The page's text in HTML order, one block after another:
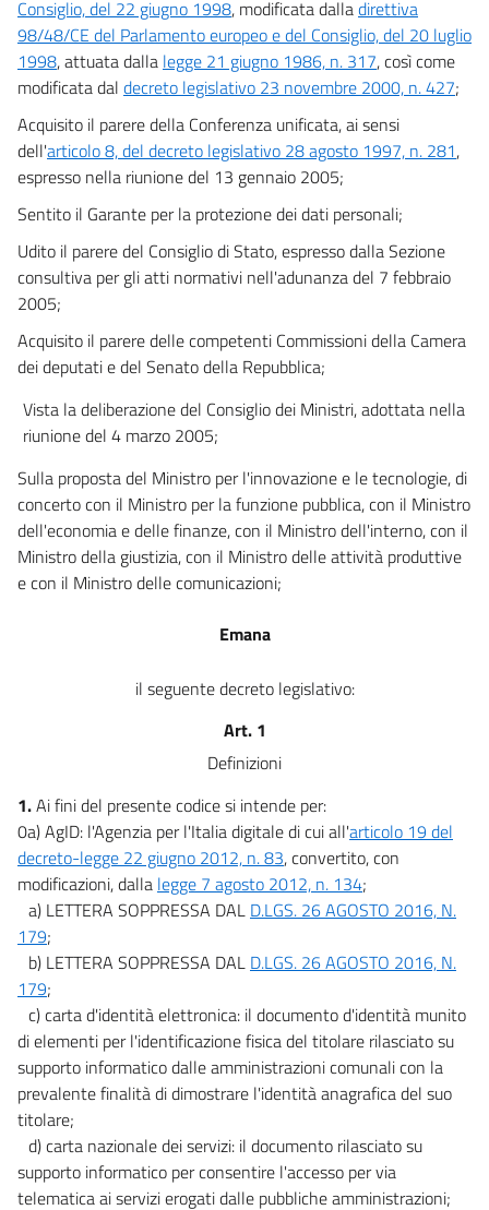
32 bis
33
34
35
36
37
Sezione III
38
Capo III
((GESTIONE, CONSERVAZIONE E ACCESSIBILITÀ DEI DOCUMENTI E
FASCICOLI INFORMATICI))
Documenti della pubblica amministrazione))
40
40 bis
40 ter
((Sezione II
Gestione e conservazione dei documenti))
41
Capo IV
45
46
47
48
Capo V
DATI DELLE PUBBLICHE AMMINISTRAZIONI
SERVIZI ON-LINE))
Sezione I
Dati delle pubbliche amministrazioni
50
50 ter
50 quater
Consiglio, del 22 giugno 1998, modificata dalladirettiva
98/48/CE del Parlamento europeo e del Consiglio, del 20 luglio
1998, attuata dalla legge 21 giugno 1986, n. 317, così come
modificata dal decreto legislativo 23 novembre 2000, n. 427;
Acquisito il parere della Conferenza unificata, ai sensi
dell'articolo 8, del decreto legislativo 28 agosto 1997, n. 281,
espresso nella riunione del 13 gennaio 2005;
Sentito il Garante per la protezione dei dati personali;
Udito il parere del Consiglio di Stato, espresso dalla Sezione
consultiva per gli atti normativi nell'adunanza del 7 febbraio
2005;
Acquisito il parere delle competenti Commissioni della Camera
dei deputati e del Senato della Repubblica;
Vista la deliberazione del Consiglio dei Ministri, adottata nella
riunione del 4 marzo 2005;
Sulla proposta del Ministro per l'innovazione e le tecnologie, di
concerto con il Ministro per la funzione pubblica, con il Ministro
dell'economia e delle finanze, con il Ministro dell'interno, con il
Ministro della giustizia, con il Ministro delle attività produttive
e con il Ministro delle comunicazioni;
Emana
il seguente decreto legislativo:
Art. 1
Definizioni
1.Ai fini del presente codice si intende per:
0a) AgID: l'Agenzia per l'Italia digitale di cui all'articolo 19 del
decreto-legge 22 giugno 2012, n. 83, convertito, con
modificazioni, dalla legge 7 agosto 2012, n. 134;
a) LETTERA SOPPRESSA DAL D.LGS. 26 AGOSTO 2016, N.
179;
b) LETTERA SOPPRESSA DAL D.LGS. 26 AGOSTO 2016, N.
179;
c) carta d'identità elettronica: il documento d'identità munito
di elementi per l'identificazione fisica del titolare rilasciato su
supporto informatico dalle amministrazioni comunali con la
prevalente finalità di dimostrare l'identità anagrafica del suo
titolare;
d) carta nazionale dei servizi: il documento rilasciato su
supporto informatico per consentire l'accesso per via
telematica ai servizi erogati dalle pubbliche amministrazioni;